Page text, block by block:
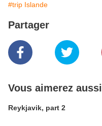
#trip Islande
Partager
Vous aimerez aussi
Reykjavik, part 2